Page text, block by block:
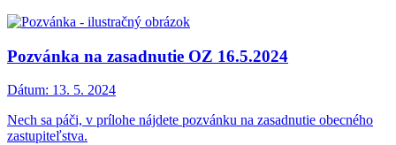
Pozvánka na zasadnutie OZ 16.5.2024
Dátum: 13. 5. 2024
Nech sa páči, v prílohe nájdete pozvánku na zasadnutie obecného
zastupiteľstva.